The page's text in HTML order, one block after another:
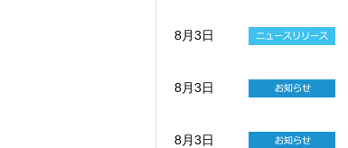
8月3日
8月3日
8月3日